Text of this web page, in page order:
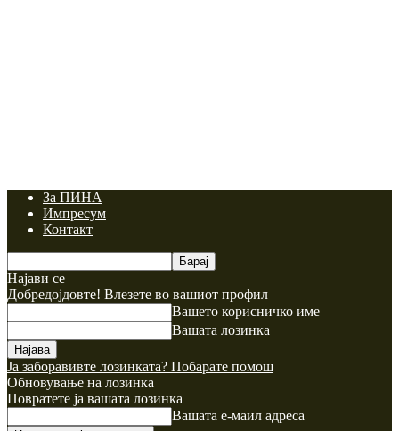
За ПИНА
Импресум
Контакт
Најави се
Добредојдовте! Влезете во вашиот профил
Вашето корисничко име
Вашата лозинка
Ја заборавивте лозинката? Побарате помош
Обновување на лозинка
Повратете ја вашата лозинка
Вашата е-маил адреса